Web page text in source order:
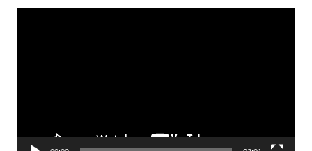
Odtwarzacz